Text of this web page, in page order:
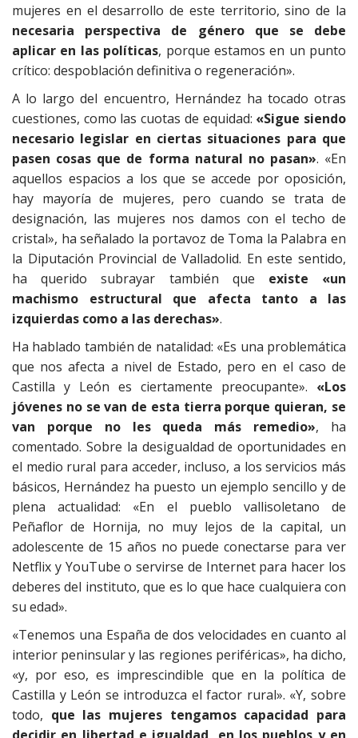
mujeres en el desarrollo de este territorio, sino de la
necesaria perspectiva de género que se debe
aplicar en las políticas, porque estamos en un punto
crítico: despoblación definitiva o regeneración».
A lo largo del encuentro, Hernández ha tocado otras
cuestiones, como las cuotas de equidad: «Sigue siendo
necesario legislar en ciertas situaciones para que
pasen cosas que de forma natural no pasan». «En
aquellos espacios a los que se accede por oposición,
hay mayoría de mujeres, pero cuando se trata de
designación, las mujeres nos damos con el techo de
cristal», ha señalado la portavoz de Toma la Palabra en
la Diputación Provincial de Valladolid. En este sentido,
ha querido subrayar también que existe «un
machismo estructural que afecta tanto a las
izquierdas como a las derechas».
Ha hablado también de natalidad: «Es una problemática
que nos afecta a nivel de Estado, pero en el caso de
Castilla y León es ciertamente preocupante». «Los
jóvenes no se van de esta tierra porque quieran, se
van porque no les queda más remedio», ha
comentado. Sobre la desigualdad de oportunidades en
el medio rural para acceder, incluso, a los servicios más
básicos, Hernández ha puesto un ejemplo sencillo y de
plena actualidad: «En el pueblo vallisoletano de
Peñaflor de Hornija, no muy lejos de la capital, un
adolescente de 15 años no puede conectarse para ver
Netflix y YouTube o servirse de Internet para hacer los
deberes del instituto, que es lo que hace cualquiera con
su edad».
«Tenemos una España de dos velocidades en cuanto al
interior peninsular y las regiones periféricas», ha dicho,
«y, por eso, es imprescindible que en la política de
Castilla y León se introduzca el factor rural». «Y, sobre
todo, que las mujeres tengamos capacidad para